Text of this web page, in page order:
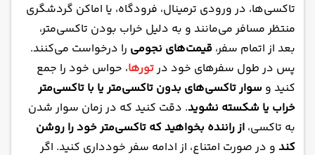
تاکسی‌ها، در ورودی ترمینال، فرودگاه، یا اماکن گردشگری
منتظر مسافر می‌مانند و به دلیل خراب بودن تاکسی‌متر،
بعد از اتمام سفر، قیمت‌های نجومی را درخواست می‌کنند.
پس در طول سفرهای خود درتورها، حواس خود را جمع
کنید و سوار تاکسی‌های بدون تاکسی‌متر یا با تاکسی‌متر
خراب یا شکسته نشوید. دقت کنید که در زمان سوار شدن
به تاکسی، از راننده بخواهید که تاکسی‌متر خود را روشن
کند و در صورت امتناع، از ادامه سفر خودداری کنید. اگر